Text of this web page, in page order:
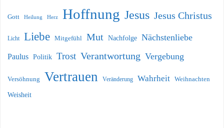
Gott Heilung Herz Hoffnung Jesus Jesus Christus
Licht Liebe Mitgefühl Mut Nachfolge Nächstenliebe
Paulus Politik Trost Verantwortung Vergebung
Versöhnung Vertrauen Veränderung Wahrheit Weihnachten
Weisheit